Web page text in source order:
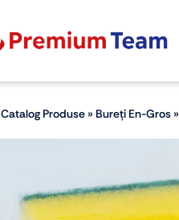
Catalog Produse» Bureți En-Gros»